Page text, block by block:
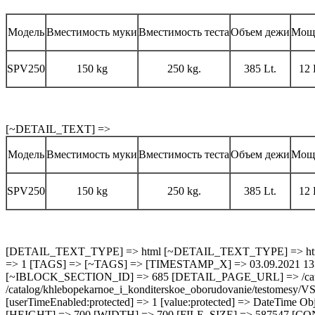
МодельВместимость мукиВместимость тестаОбъем дежи
SPV250 150 kg 250 kg. 385 Lt. 12
[~DETAIL_TEXT] =>
МодельВместимость мукиВместимость тестаОбъем дежи
SPV250 150 kg 250 kg. 385 Lt. 12
[DETAIL_TEXT_TYPE] => html [~DETAIL_TEXT_TYPE] => html [DATE_CREATE] => 05.03.2019 10:13:42 [~DATE_CREATE] => 05.03.2019 10:13:42 [CREATED_BY] => 1 [~CREATED_BY] => 1 [TAGS] => [~TAGS] => [TIMESTAMP_X] => 03.09.2021 13:12:39 [~TIMESTAMP_X] => 03.09.2021 13:12:39 [MODIFIED_BY] => 1 [~MODIFIED_BY] => 1 [IBLOCK_SECTION_ID] => 685 [~IBLOCK_SECTION_ID] => 685 [DETAIL_PAGE_URL] => /catalog/khlebopekarnoe_i_konditerskoe_oborudovanie/testomesy/VSFTESTOMES/VSFSPV250/ [~DETAIL_PAGE_URL] => /catalog/khlebopekarnoe_i_konditerskoe_oborudovanie/testomesy/VSFTESTOMES/VSFSPV250/ [DETAIL_PICTURE] => Array ( [ID] => 24713 [TIMESTAMP_X] => Bitrix\Main\Type\DateTime Object ( [userTimeEnabled:protected] => 1 [value:protected] => DateTime Object ( [date] => 2019-04-15 10:29:42.000000 [timezone_type] => 3 [timezone] => Europe/Moscow ) ) [MODULE_ID] => iblock [HEIGHT] => 700 [WIDTH] => 700 [FILE_SIZE] => 587547 [CONTENT_TYPE] => image/png [SUBDIR] => iblock/1a9 [FILE_NAME] => 1a9aa06c2fcfbf30dc92d3a63c4e7d0d.png [ORIGINAL_NAME] => asm250.png [DESCRIPTION] => [HANDLER_ID] => [EXTERNAL_ID] => e773c9a271f6d6c3f87a5d5f2cc697da [~src] => [SRC] => /upload/iblock/1a9/1a9aa06c2fcfbf30dc92d3a63c4e7d0d.png [UNSAFE_SRC] => /upload/iblock/1a9/1a9aa06c2fcfbf30dc92d3a63c4e7d0d.png [SAFE_SRC] => /upload/iblock/1a9/1a9aa06c2fcfbf30dc92d3a63c4e7d0d.png [ALT] => Тестомесильная машина VSF SPV250 [TITLE] => Тестомесильная машина VSF SPV250 ) [~DETAIL_PICTURE] => 24713 [PREVIEW_PICTURE] => Array ( [ID] => 24712 [TIMESTAMP_X] => Bitrix\Main\Type\DateTime Object ( [userTimeEnabled:protected] => 1 [value:protected] => DateTime Object ( [date] => 2019-04-15 10:29:42.000000 [timezone_type] => 3 [timezone] => Europe/Moscow ) ) [MODULE_ID] => iblock [HEIGHT] => 700 [WIDTH] => 700 [FILE_SIZE] => 587547 [CONTENT_TYPE] => image/png [SUBDIR] => iblock/f04 [FILE_NAME] => f04d90d02a088608f61397bedea83a0a.png [ORIGINAL_NAME] => asm250.png [DESCRIPTION] => [HANDLER_ID] => [EXTERNAL_ID] => 807ff9c948f1bb3bf5952eb7b808ed1f [~src] => [SRC] => /upload/iblock/f04/f04d90d02a088608f61397bedea83a0a.png [UNSAFE_SRC] => /upload/iblock/f04/f04d90d02a088608f61397bedea83a0a.png [SAFE_SRC] => /upload/iblock/f04/f04d90d02a088608f61397bedea83a0a.png [ALT] => Тестомесильная машина VSF SPV250 [TITLE] => Тестомесильная машина VSF SPV250 ) [~PREVIEW_PICTURE] => 24712 [LIST_PAGE_URL] => /catalog/ [~LIST_PAGE_URL] => /catalog/ [LANG_DIR] => / [~LANG_DIR] => / [EXTERNAL_ID] => 10427 [~EXTERNAL_ID] => 10427 [IBLOCK_TYPE_ID] => catalog [~IBLOCK_TYPE_ID] => catalog [IBLOCK_CODE] => items_uh [~IBLOCK_CODE] => items_uh [IBLOCK_EXTERNAL_ID] => 15 [~IBLOCK_EXTERNAL_ID] => 15 [LID] => uh [~LID] => uh [ACTIVE_FROM] => [ACTIVE_TO] => [IPROPERTY_VALUES] => Array ( ) [PRODUCT] => Array ( [TYPE] => 1 [AVAILABLE] => Y [BUNDLE] => N [QUANTITY] => 0 [QUANTITY_TRACE] => N [CAN_BUY_ZERO] => Y [MEASURE] => 5 [SUBSCRIBE] => Y [VAT_ID] => 0 [VAT_RATE] => 0 [VAT_INCLUDED] => N [WEIGHT] => 0 [WIDTH] => 0 [LENGTH] => 0 [HEIGHT] => 0 [PAYMENT_TYPE] => S [RECUR_SCHEME_TYPE] => D [RECUR_SCHEME_LENGTH] => 0 [TRIAL_PRICE_ID] => 0 [USE_OFFERS] => ) [CATALOG_TYPE] => 1 [CATALOG_AVAILABLE] => Y [CATALOG_BUNDLE] => N [CATALOG_QUANTITY] => 0 [CATALOG_QUANTITY_TRACE] => N [CATALOG_CAN_BUY_ZERO] => Y [CATALOG_MEASURE] => 5 [CATALOG_SUBSCRIBE] => Y [CATALOG_VAT_ID] => 0 [CATALOG_VAT_INCLUDED] => N